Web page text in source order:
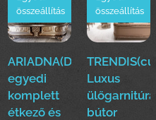
ARIADNA(Duy)Luxus
egyedi
komplett
étkező és
összeállítás
TRENDIS(cur)
Luxus
ülőgarnitúra
bútor
összeállítás